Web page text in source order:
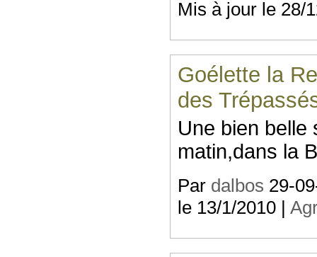
Mis à jour le 28/
Goélette la
des
Une bien belle
matin,dans la
Par dalbos 29-
le 13/1/2010 |